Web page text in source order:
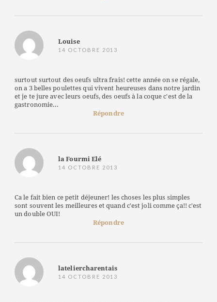
Louise
14 OCTOBRE 2013
surtout surtout des oeufs ultra frais! cette année on se régale,
on a 3 belles poulettes qui vivent heureuses dans notre jardin
et je te jure avec leurs oeufs, des oeufs à la coque c'est de la
gastronomie...
Répondre
la Fourmi Elé
14 OCTOBRE 2013
Ca le fait bien ce petit déjeuner! les choses les plus simples
sont souvent les meilleures et quand c'est joli comme ça!! c'est
un double OUI!
Répondre
lateliercharentais
14 OCTOBRE 2013